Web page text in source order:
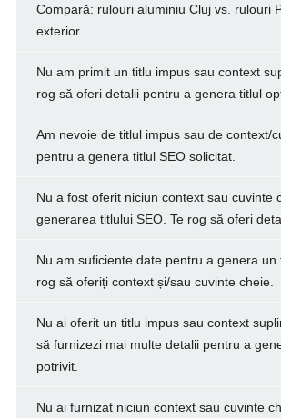
Compară: rulouri aluminiu Cluj vs. rulouri
exterior
Nu am primit un titlu impus sau context
rog să oferi detalii pentru a genera titlul
Am nevoie de titlul impus sau de context/
pentru a genera titlul SEO solicitat.
Nu a fost oferit niciun context sau cuvinte
generarea titlului SEO. Te rog să oferi
Nu am suficiente date pentru a genera un
rog să oferiți context și/sau cuvinte cheie.
Nu ai oferit un titlu impus sau context
să furnizezi mai multe detalii pentru a
potrivit.
Nu ai furnizat niciun context sau cuvinte